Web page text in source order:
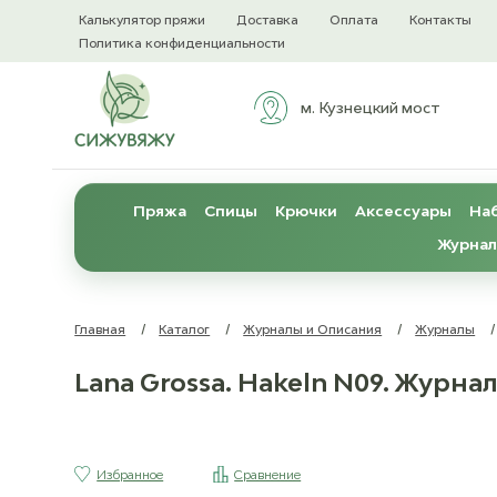
Калькулятор пряжи Доставка Оплата
Контакты
Политика конфиденциальности
м. Кузнецкий мост
Пряжа Спицы Крючки Аксессуары
Главная / Каталог / Журналы и Описания / Журналы /
Lana Grossa. Hakeln N09.
Избранное Сравнение